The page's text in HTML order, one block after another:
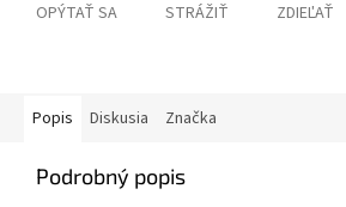
OPÝTAŤ SA STRÁŽIŤ ZDIEĽAŤ
Popis Diskusia Značka
Podrobný popis